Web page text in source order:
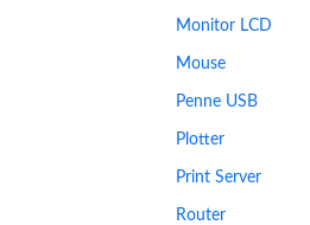
Monitor LCD
Mouse
Penne USB
Plotter
Print Server
Router